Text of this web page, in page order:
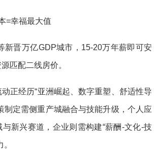
=幸福最大值‌
新晋万亿GDP城市，15-20万年薪即可安
匹配二线房价‌。
正经历“亚洲崛起、数字重塑、舒适性导
制定需侧重产城融合与技能升级，个人应
新兴赛道，企业则需构建“薪酬-文化-技